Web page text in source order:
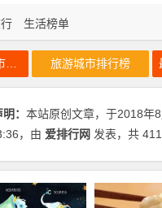
生活榜单
旅游城市排行榜
明：本站原创文章，于2018年
，由 爱排行网 发表，共